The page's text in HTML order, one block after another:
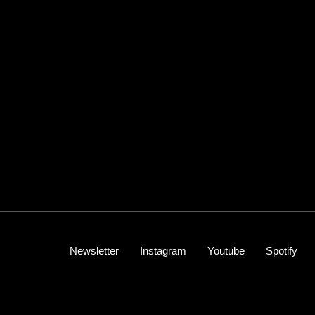
Newsletter Instagram Youtube Spotify